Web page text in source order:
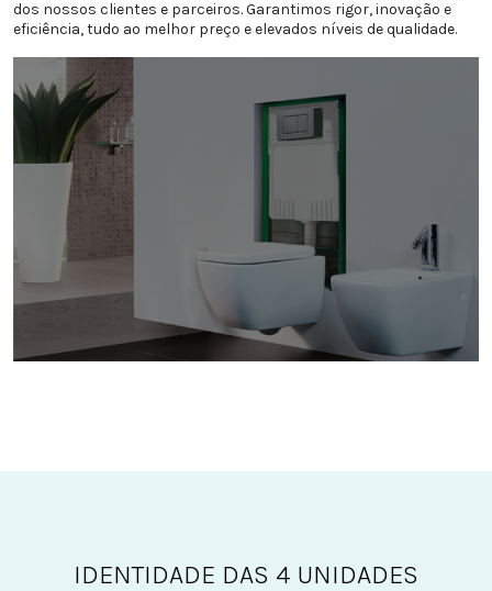
dos nossos clientes e parceiros. Garantimos rigor, inovação e
eficiência, tudo ao melhor preço e elevados níveis de qualidade.
IDENTIDADE DAS 4 UNIDADES